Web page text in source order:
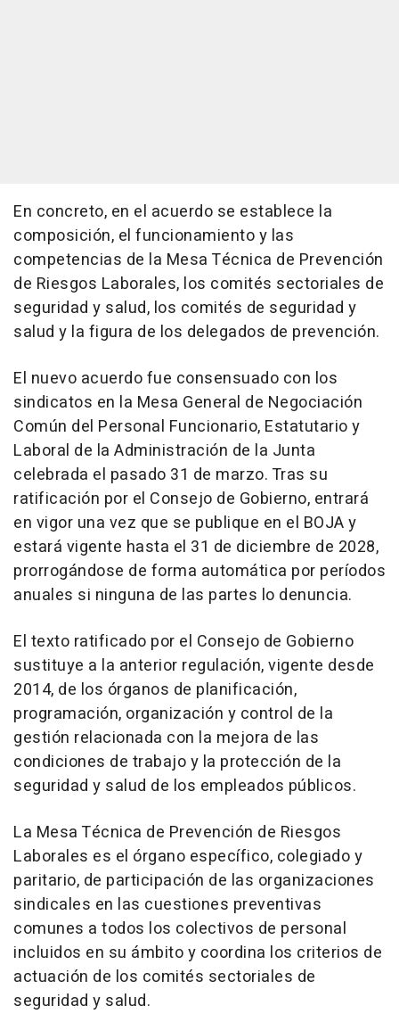
En concreto, en el acuerdo se establece la
composición, el funcionamiento y las
competencias de la Mesa Técnica de Prevención
de Riesgos Laborales, los comités sectoriales de
seguridad y salud, los comités de seguridad y
salud y la figura de los delegados de prevención.
El nuevo acuerdo fue consensuado con los
sindicatos en la Mesa General de Negociación
Común del Personal Funcionario, Estatutario y
Laboral de la Administración de la Junta
celebrada el pasado 31 de marzo. Tras su
ratificación por el Consejo de Gobierno, entrará
en vigor una vez que se publique en el BOJA y
estará vigente hasta el 31 de diciembre de 2028,
prorrogándose de forma automática por períodos
anuales si ninguna de las partes lo denuncia.
El texto ratificado por el Consejo de Gobierno
sustituye a la anterior regulación, vigente desde
2014, de los órganos de planificación,
programación, organización y control de la
gestión relacionada con la mejora de las
condiciones de trabajo y la protección de la
seguridad y salud de los empleados públicos.
La Mesa Técnica de Prevención de Riesgos
Laborales es el órgano específico, colegiado y
paritario, de participación de las organizaciones
sindicales en las cuestiones preventivas
comunes a todos los colectivos de personal
incluidos en su ámbito y coordina los criterios de
actuación de los comités sectoriales de
seguridad y salud.